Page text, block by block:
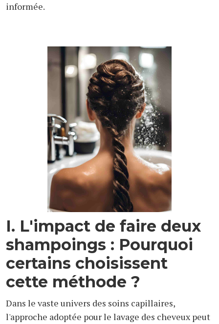
informée.
I. L'impact de faire deux
shampoings : Pourquoi
certains choisissent
cette méthode ?
Dans le vaste univers des soins capillaires,
l'approche adoptée pour le lavage des cheveux peut